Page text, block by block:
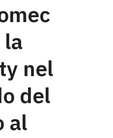
nel
del
al